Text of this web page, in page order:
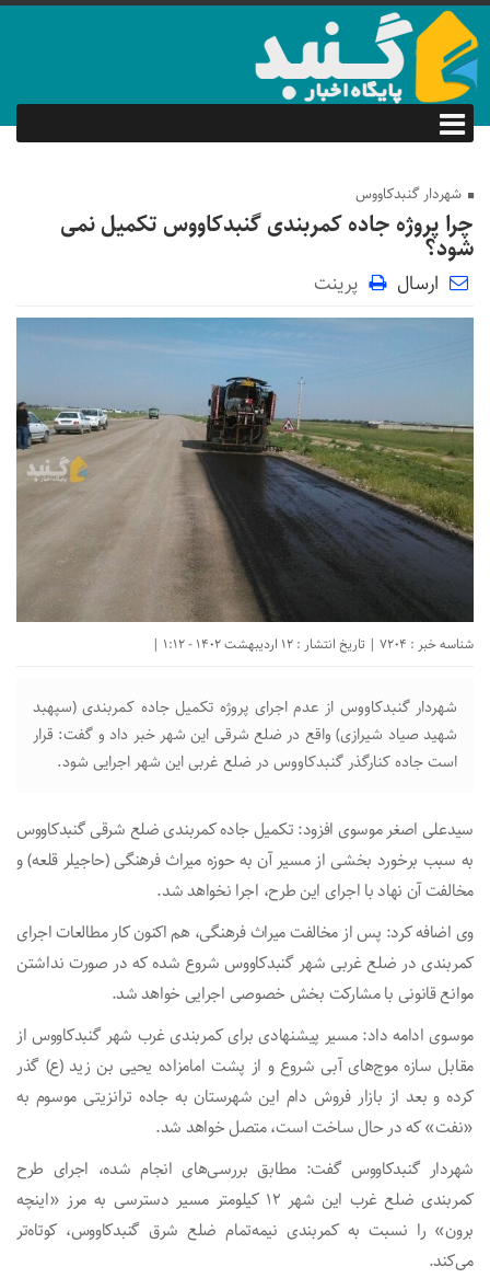
شهردار گنبدکاووس
چرا پروژه جاده کمربندی گنبدکاووس تکمیل نمی
شود؟
ارسال پرینت
شناسه خبر : 7204 | تاریخ انتشار : 12 اردیبهشت 1402 - 1:12 |
شهردار گنبدکاووس از عدم اجرای پروژه تکمیل جاده کمربندی (سپهبد
شهید صیاد شیرازی) واقع در ضلع شرقی این شهر خبر داد و گفت: قرار
است جاده کنارگذر گنبدکاووس در ضلع غربی این شهر اجرایی شود.
سیدعلی اصغر موسوی افزود: تکمیل جاده کمربندی ضلع شرقی گنبدکاووس
به سبب برخورد بخشی از مسیر آن به حوزه میراث فرهنگی (حاجیلر قلعه) و
مخالفت آن نهاد با اجرای این طرح، اجرا نخواهد شد.
وی اضافه کرد: پس از مخالفت میراث فرهنگی، هم اکنون کار مطالعات اجرای
کمربندی در ضلع غربی شهر گنبدکاووس شروع شده که در صورت نداشتن
موانع قانونی با مشارکت بخش خصوصی اجرایی خواهد شد.
موسوی ادامه داد: مسیر پیشنهادی برای کمربندی غرب شهر گنبدکاووس از
مقابل سازه موج‌های آبی شروع و از پشت امامزاده یحیی بن زید (ع) گذر
کرده و بعد از بازار فروش دام این شهرستان به جاده ترانزیتی موسوم به
«نفت» که در حال ساخت است، متصل خواهد شد.
شهردار گنبدکاووس گفت: مطابق بررسی‌های انجام شده، اجرای طرح
کمربندی ضلع غرب این شهر ۱۲ کیلومتر مسیر دسترسی به مرز «اینچه
برون» را نسبت به کمربندی نیمه‌تمام ضلع شرق گنبدکاووس، کوتاه‌تر
می‌کند.